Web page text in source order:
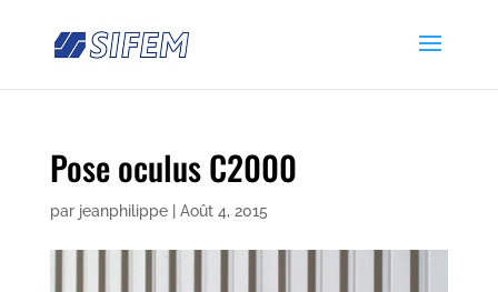
Pose oculus C2000
par jeanphilippe| Août 4, 2015